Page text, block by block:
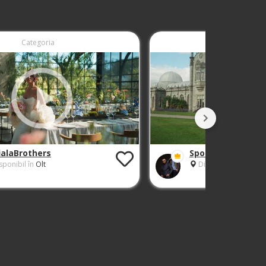
Categoria
în Olt
SpoialaBrothers
Disponibil în